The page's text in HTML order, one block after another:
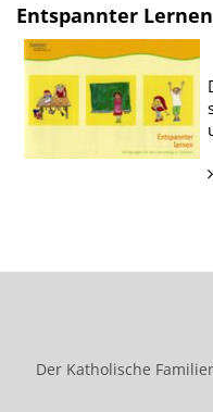
Entspannter Lernen
Der Katholische